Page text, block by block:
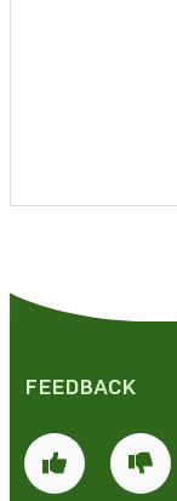
FEEDBACK